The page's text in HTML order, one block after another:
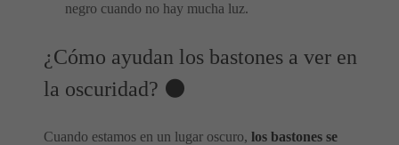
negro cuando no hay mucha luz.
¿Cómo ayudan los bastones a ver en
la oscuridad? 🌑
Cuando estamos en un lugar oscuro, los bastones se